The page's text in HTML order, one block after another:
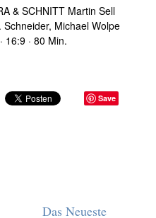
& SCHNITT Martin Sell
Schneider, Michael Wolpe
16:9 · 80 Min.
Save
Das Neueste